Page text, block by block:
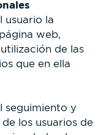
usuario la
web,
de las
que en ella
seguimiento y
los usuarios de